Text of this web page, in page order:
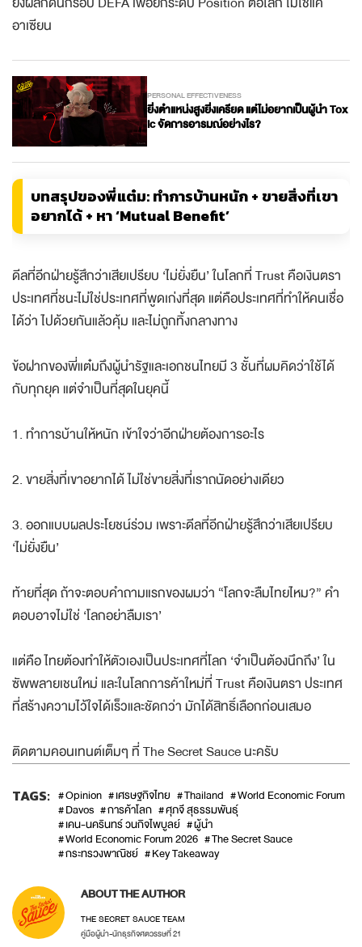
อาเซียน
PERSONAL EFFECTIVENESS
ยิ่งตำแหน่งสูงยิ่งเครียด แต่ไม่อยากเป็นผู้นำ Tox
ic จัดการอารมณ์อย่างไร?
บทสรุปของพี่แต๋ม: ทำการบ้านหนัก + ขายสิ่งที่เขา
อยากได้ + หา ‘Mutual Benefit’
ดีลที่อีกฝ่ายรู้สึกว่าเสียเปรียบ ‘ไม่ยั่งยืน’ ในโลกที่ Trust คือเงินตรา
ประเทศที่ชนะไม่ใช่ประเทศที่พูดเก่งที่สุด แต่คือประเทศที่ทำให้คนเชื่อ
ได้ว่า ไปด้วยกันแล้วคุ้ม และไม่ถูกทิ้งกลางทาง
ข้อฝากของพี่แต๋มถึงผู้นำรัฐและเอกชนไทยมี 3 ชั้นที่ผมคิดว่าใช้ได้
กับทุกยุค แต่จำเป็นที่สุดในยุคนี้
1. ทำการบ้านให้หนัก เข้าใจว่าอีกฝ่ายต้องการอะไร
2. ขายสิ่งที่เขาอยากได้ ไม่ใช่ขายสิ่งที่เราถนัดอย่างเดียว
3. ออกแบบผลประโยชน์ร่วม เพราะดีลที่อีกฝ่ายรู้สึกว่าเสียเปรียบ
‘ไม่ยั่งยืน’
ท้ายที่สุด ถ้าจะตอบคำถามแรกของผมว่า “โลกจะลืมไทยไหม?” คำ
ตอบอาจไม่ใช่ ‘โลกอย่าลืมเรา’
แต่คือ ไทยต้องทำให้ตัวเองเป็นประเทศที่โลก ‘จำเป็นต้องนึกถึง’ ใน
ซัพพลายเชนใหม่ และในโลกการค้าใหม่ที่ Trust คือเงินตรา ประเทศ
ที่สร้างความไว้ใจได้เร็วและชัดกว่า มักได้สิทธิ์เลือกก่อนเสมอ
ติดตามคอนเทนต์เต็มๆ ที่ The Secret Sauce นะครับ
TAGS: Opinion เศรษฐกิจไทย Thailand
World Economic Forum
Davos
การค้าโลก
ศุภจี สุธรรมพันธุ์
เคน-นครินทร์ วนกิจไพบูลย์
ผู้นำ
World Economic Forum 2026
The Secret Sauce
กระทรวงพาณิชย์
Key Takeaway
ABOUT THE AUTHOR
THE SECRET SAUCE TEAM
คู่มือผู้นำ-นักธุรกิจศตวรรษที่ 21